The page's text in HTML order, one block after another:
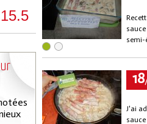
15.5
semi-
18
J'ai